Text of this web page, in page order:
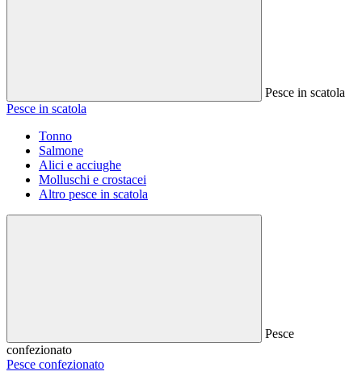
Pesce in scatola
Pesce in scatola
Tonno
Salmone
Alici e acciughe
Molluschi e crostacei
Altro pesce in scatola
Pesce
confezionato
Pesce confezionato